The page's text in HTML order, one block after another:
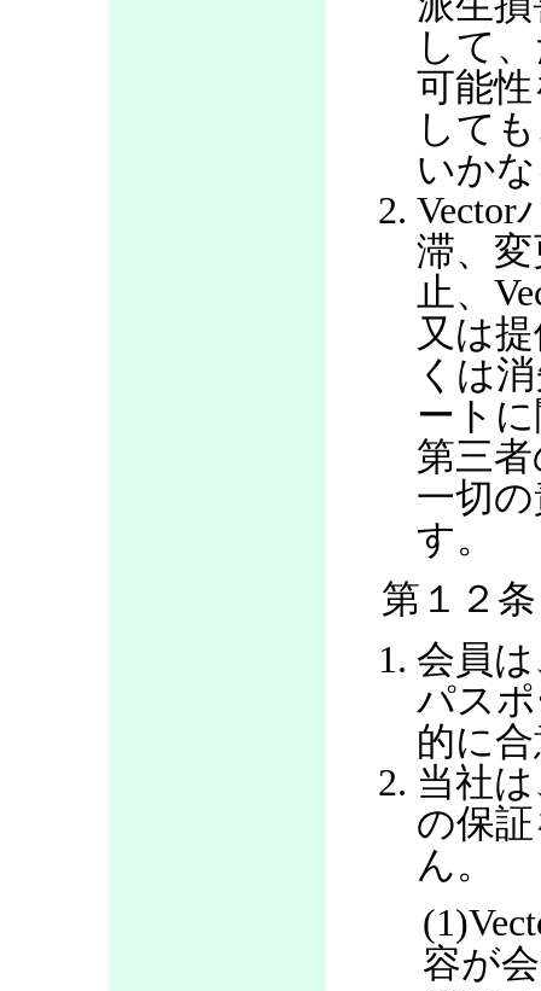
して
可能
して
いか
Vector
滞、
止、
又は
くは
ート
第三
一切
す。
第１２
会員
パス
的に
当社
の保
ん。
容が